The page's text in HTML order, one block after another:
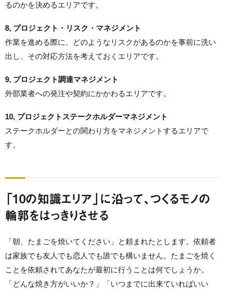
るのかを決めるエリアです。
8, プロジェクト・リスク・マネジメント
作業を進める際に、どのようなリスクがあるのかを事前に洗い
出し、その対応方法を考えておくエリアです。
9, プロジェクト調達マネジメント
外部業者への発注や契約にかかわるエリアです。
10, プロジェクトステークホルダーマネジメント
ステークホルダーとの関わり方をマネジメントするエリアで
す。
「10の知識エリア」に沿って、つくるモノの
輪郭をはっきりさせる
「朝、たまごを焼いてください」と頼まれたとします。依頼者
は家族でも友人でも恋人でも誰でも構いません。たまごを焼く
ことを依頼されてあなたが最初に行うことは何でしょうか。
「どんな焼き方がいいか？」「いつまでに出来ていればいい